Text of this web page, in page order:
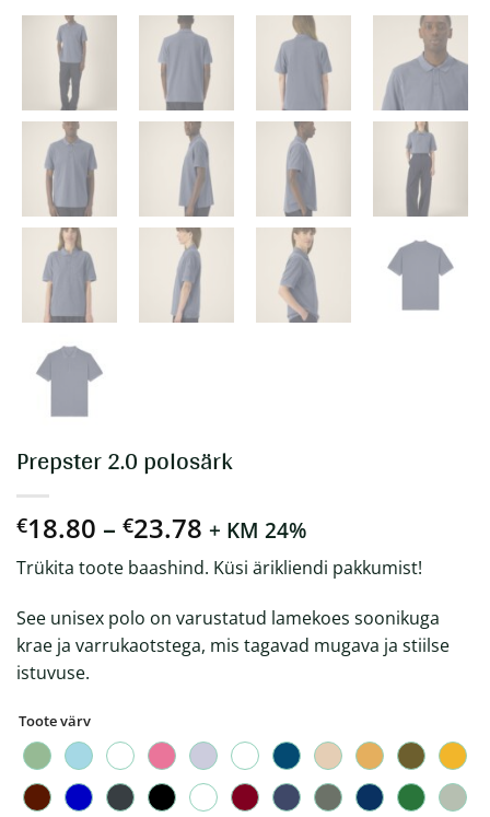
Prepster 2.0 polosärk
€18.80 – €23.78 Hinnavahemik:
€18.80
kuni
€23.78
+ KM 24%
Trükita toote baashind. Küsi ärikliendi pakkumist!
See unisex polo on varustatud lamekoes soonikuga
krae ja varrukaotstega, mis tagavad mugava ja stiilse
istuvuse.
Toote värv